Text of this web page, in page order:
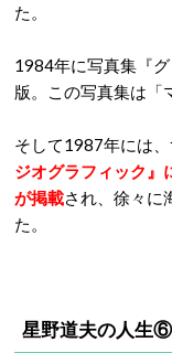
た。
1984年に写真集『
版。この写真集は「
そして1987年には
ジオグラフィック』
が掲載され、徐々に
た。
星野道夫の人生